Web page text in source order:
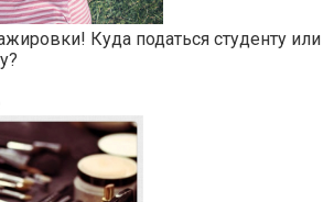
Куда податься студенту или